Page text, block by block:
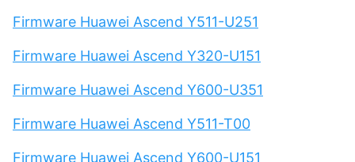
Firmware Huawei Ascend Y511-U251
Firmware Huawei Ascend Y320-U151
Firmware Huawei Ascend Y600-U351
Firmware Huawei Ascend Y511-T00
Firmware Huawei Ascend Y600-U151